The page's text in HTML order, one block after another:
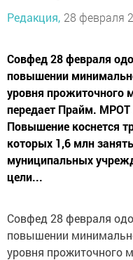
Редакция, 28 февраля
Совфед 28 февраля
повышении
уровня прожиточного
передает Прайм. МРОТ
Повышение коснется
которых 1,6 млн
муниципальных
цели...
Совфед 28 февраля
повышении
уровня прожиточного